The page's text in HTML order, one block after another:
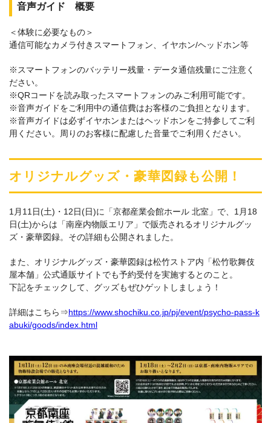
音声ガイド 概要
＜体験に必要なもの＞
通信可能なカメラ付きスマートフォン、イヤホン/ヘッドホン等
※スマートフォンのバッテリー残量・データ通信残量にご注意く
ださい。
※QRコードを読み取ったスマートフォンのみご利用可能です。
※音声ガイドをご利用中の通信費はお客様のご負担となります。
※音声ガイドは必ずイヤホンまたはヘッドホンをご持参してご利
用ください。周りのお客様に配慮した音量でご利用ください。
オリジナルグッズ・豪華図録も公開！
1月11日(土)・12日(日)に「京都産業会館ホール 北室」で、1月18
日(土)からは「南座内物販エリア」で販売されるオリジナルグッ
ズ・豪華図録。その詳細も公開されました。
また、オリジナルグッズ・豪華図録は松竹ストア内「松竹歌舞伎
屋本舗」公式通販サイトでも予約受付を実施するとのこと。
下記をチェックして、グッズもぜひゲットしましょう！
詳細はこちら⇒https://www.shochiku.co.jp/pj/event/psycho-pass-k
abuki/goods/index.html